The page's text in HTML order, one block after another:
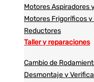
Motores Aspiradores
Motores Frigoríficos
Reductores
Taller y reparaciones
Cambio de
Desmontaje y